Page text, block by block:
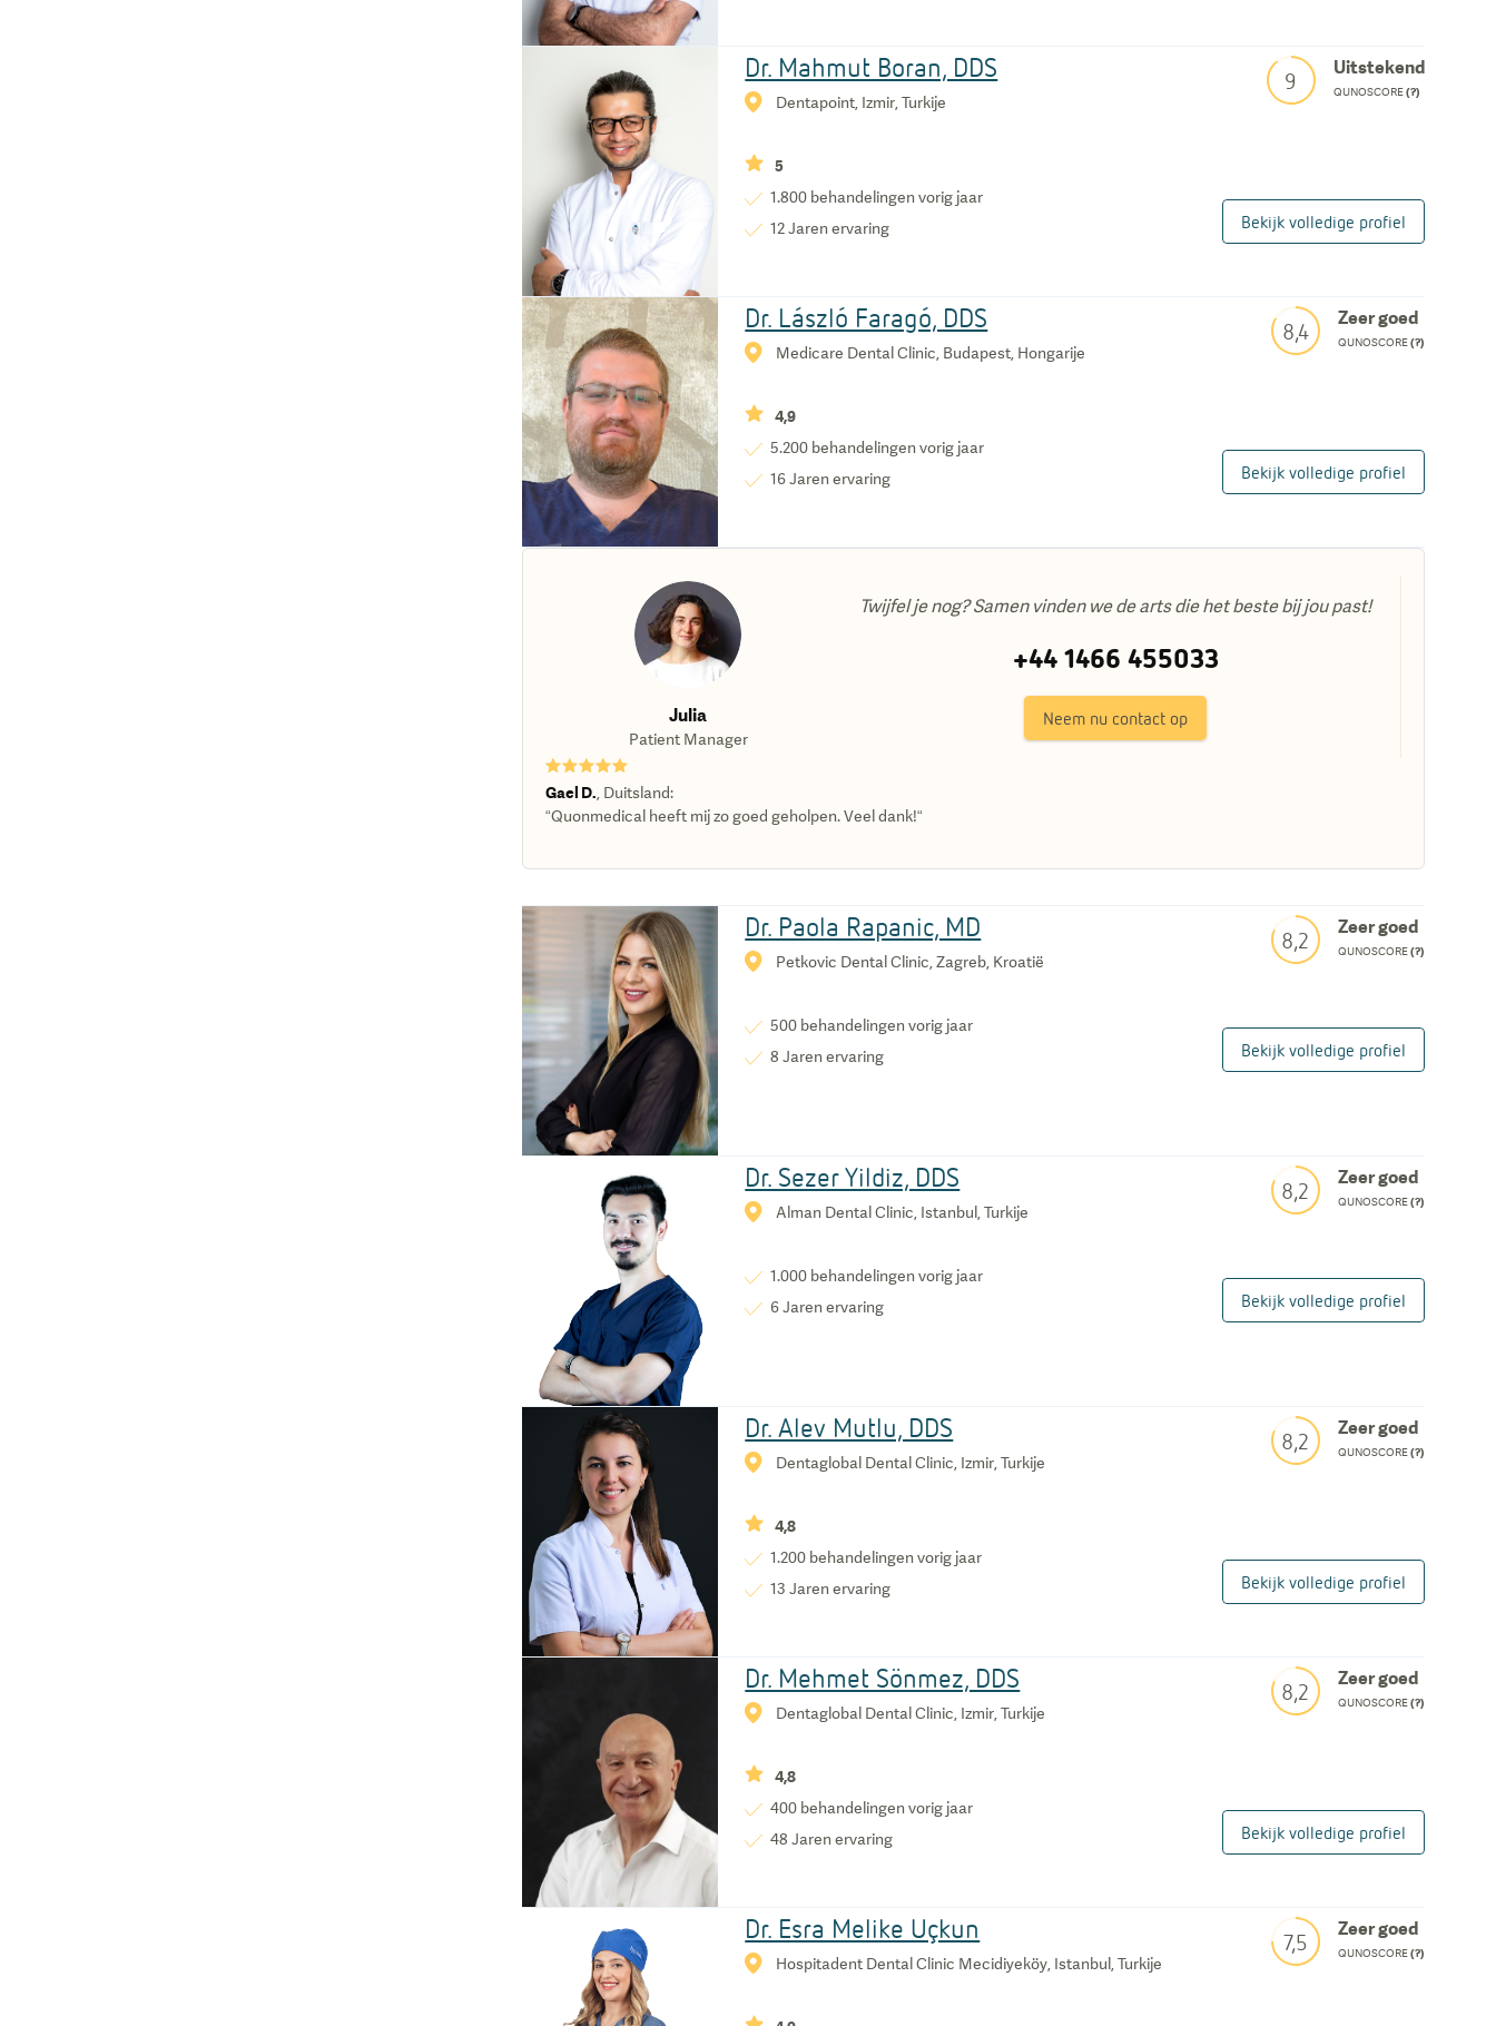
Dr. Mahmut Boran, DDS
Dentapoint, Izmir, Turkije
9 Uitstekend
QUNOSCORE(?)
5
1.800 behandelingen vorig jaar
12 Jaren ervaring Bekijk volledige profiel
Dr. László Faragó, DDS
Medicare Dental Clinic, Budapest, Hongarije
8,4 Zeer goed
QUNOSCORE(?)
4,9
5.200 behandelingen vorig jaar
16 Jaren ervaring Bekijk volledige profiel
Julia
Patient Manager
Twijfel je nog? Samen vinden we de arts die het beste bij jou past!
+44 1466 455033
Neem nu contact op
★★★★★
Gael D. Duitsland:
“Quonmedical heeft mij zo goed geholpen. Veel dank!“
Dr. Paola Rapanic, MD
Petkovic Dental Clinic, Zagreb, Kroatië
8,2 Zeer goed
QUNOSCORE(?)
500 behandelingen vorig jaar
8 Jaren ervaring Bekijk volledige profiel
Dr. Sezer Yildiz, DDS
Alman Dental Clinic, Istanbul, Turkije
8,2 Zeer goed
QUNOSCORE(?)
1.000 behandelingen vorig jaar
6 Jaren ervaring Bekijk volledige profiel
Dr. Alev Mutlu, DDS
Dentaglobal Dental Clinic, Izmir, Turkije
8,2 Zeer goed
QUNOSCORE(?)
4,8
1.200 behandelingen vorig jaar
13 Jaren ervaring Bekijk volledige profiel
Dr. Mehmet Sönmez, DDS
Dentaglobal Dental Clinic, Izmir, Turkije
8,2 Zeer goed
QUNOSCORE(?)
4,8
400 behandelingen vorig jaar
48 Jaren ervaring Bekijk volledige profiel
Dr. Esra Melike Uçkun
Hospitadent Dental Clinic Mecidiyeköy, Istanbul, Turkije
7,5 Zeer goed
QUNOSCORE(?)